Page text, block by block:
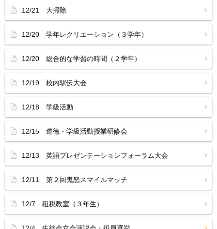
12/21 大掃除
12/20 学年レクリエーション（３学年）
12/20 総合的な学習の時間（２学年）
12/19 校内駅伝大会
12/18 学級活動
12/15 道徳・学級活動授業研修会
12/13 英語プレゼンテーションフォーラム大会
12/11 第２回鬼怒スマイルマッチ
12/7 租税教室（３年生）